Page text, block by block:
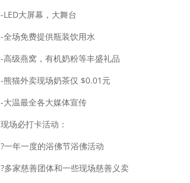
-LED大屏幕，大舞台
-全场免费提供瓶装饮用水
-高级燕窝，有机奶粉等丰盛礼品
-熊猫外卖现场奶茶仅 $0.01元
-大温最全各大媒体宣传
现场必打卡活动：
?一年一度的浴佛节浴佛活动
?多家慈善团体和一些现场慈善义卖